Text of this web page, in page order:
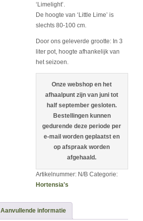
‘Limelight’.
De hoogte van ‘Little Lime’ is
slechts 80-100 cm.
Door ons geleverde grootte: In 3
liter pot, hoogte afhankelijk van
het seizoen.
Onze webshop en het
afhaalpunt zijn van juni tot
half september gesloten.
Bestellingen kunnen
gedurende deze periode per
e-mail worden geplaatst en
op afspraak worden
afgehaald.
Artikelnummer: N/B Categorie:
Hortensia's
Aanvullende informatie